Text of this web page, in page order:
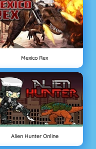
Mexico Rex
Alien Hunter Online